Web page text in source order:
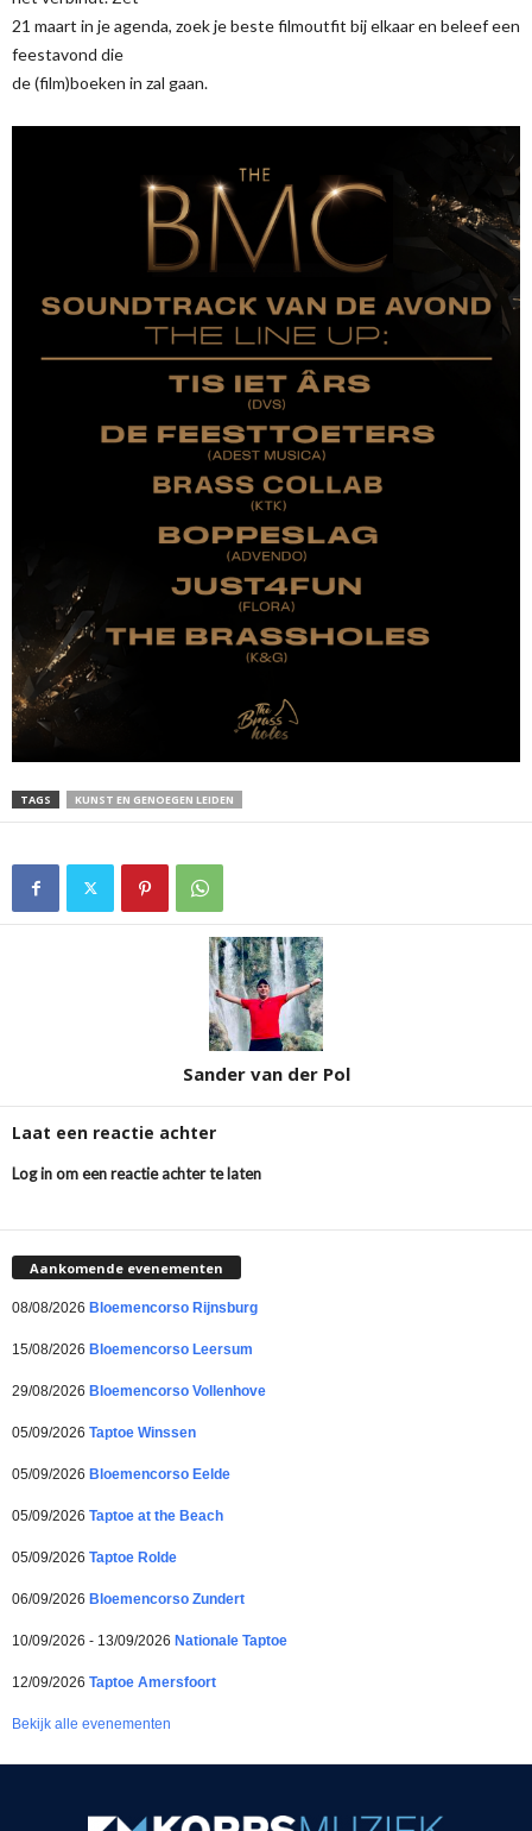
21 maart in je agenda, zoek je beste filmoutfit bij elkaar en beleef een
feestavond die
de (film)boeken in zal gaan.
TAGS KUNST EN GENOEGEN LEIDEN
Sander van der Pol
Laat een reactie achter
Log in om een reactie achter te laten
Aankomende evenementen
08/08/2026 Bloemencorso Rijnsburg
15/08/2026 Bloemencorso Leersum
29/08/2026 Bloemencorso Vollenhove
05/09/2026 Taptoe Winssen
05/09/2026 Bloemencorso Eelde
05/09/2026 Taptoe at the Beach
05/09/2026 Taptoe Rolde
06/09/2026 Bloemencorso Zundert
10/09/2026 - 13/09/2026 Nationale Taptoe
12/09/2026 Taptoe Amersfoort
Bekijk alle evenementen